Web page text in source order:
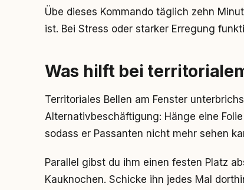
Übe dieses Kommando täglich zehn
ist. Bei Stress oder starker Erregung
Was hilft bei
Territoriales Bellen am Fenster
Alternativbeschäftigung: Hänge eine
sodass er Passanten nicht mehr sehen
Parallel gibst du ihm einen festen Platz
Kauknochen. Schicke ihn jedes Mal